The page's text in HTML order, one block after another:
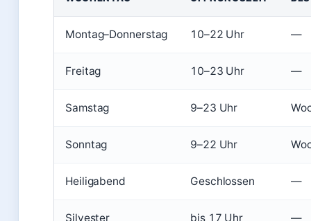
Montag–Donnerstag 10–22 Uhr —
Freitag 10–23 Uhr —
Samstag 9–23 Uhr
Sonntag 9–22 Uhr
Heiligabend Geschlossen —
Silvester bis 17 Uhr —